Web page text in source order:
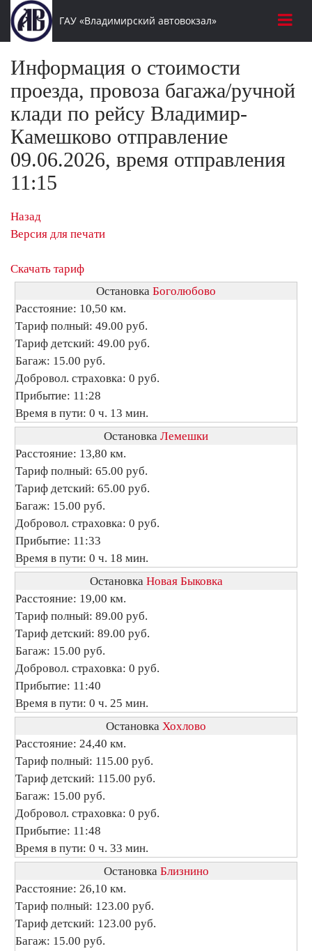
ГАУ «Владимирский автовокзал»
Информация о стоимости
проезда, провоза багажа/ручной
клади по рейсу Владимир-
Камешково отправление
09.06.2026, время отправления
11:15
Назад
Версия для печати
Скачать тариф
Остановка Боголюбово
Расстояние: 10,50 км.
Тариф полный: 49.00 руб.
Тариф детский: 49.00 руб.
Багаж: 15.00 руб.
Добровол. страховка: 0 руб.
Прибытие: 11:28
Время в пути: 0 ч. 13 мин.
Остановка Лемешки
Расстояние: 13,80 км.
Тариф полный: 65.00 руб.
Тариф детский: 65.00 руб.
Багаж: 15.00 руб.
Добровол. страховка: 0 руб.
Прибытие: 11:33
Время в пути: 0 ч. 18 мин.
Остановка Новая Быковка
Расстояние: 19,00 км.
Тариф полный: 89.00 руб.
Тариф детский: 89.00 руб.
Багаж: 15.00 руб.
Добровол. страховка: 0 руб.
Прибытие: 11:40
Время в пути: 0 ч. 25 мин.
Остановка Хохлово
Расстояние: 24,40 км.
Тариф полный: 115.00 руб.
Тариф детский: 115.00 руб.
Багаж: 15.00 руб.
Добровол. страховка: 0 руб.
Прибытие: 11:48
Время в пути: 0 ч. 33 мин.
Остановка Близнино
Расстояние: 26,10 км.
Тариф полный: 123.00 руб.
Тариф детский: 123.00 руб.
Багаж: 15.00 руб.